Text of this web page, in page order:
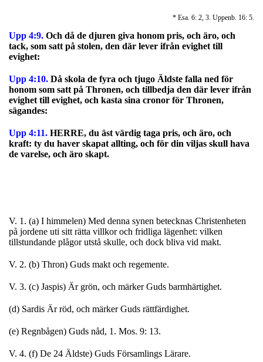
* Esa. 6: 2, 3. Uppenb. 16: 5.
Upp 4:9. Och då de djuren giva honom pris, och äro, och
tack, som satt på stolen, den där lever ifrån evighet till
evighet:
Upp 4:10. Då skola de fyra och tjugo Äldste falla ned för
honom som satt på Thronen, och tillbedja den där lever ifrån
evighet till evighet, och kasta sina cronor för Thronen,
sägandes:
Upp 4:11. HERRE, du äst värdig taga pris, och äro, och
kraft: ty du haver skapat allting, och för din viljas skull hava
de varelse, och äro skapt.
V. 1. (a) I himmelen) Med denna synen betecknas Christenheten
på jordene uti sitt rätta villkor och fridliga lägenhet: vilken
tillstundande plågor utstå skulle, och dock bliva vid makt.
V. 2. (b) Thron) Guds makt och regemente.
V. 3. (c) Jaspis) Är grön, och märker Guds barmhärtighet.
(d) Sardis Är röd, och märker Guds rättfärdighet.
(e) Regnbågen) Guds nåd, 1. Mos. 9: 13.
V. 4. (f) De 24 Äldste) Guds Församlings Lärare.